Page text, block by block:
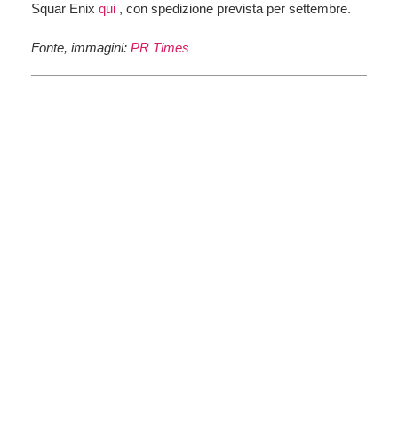
Squar Enix qui , con spedizione prevista per settembre.
Fonte, immagini: PR Times